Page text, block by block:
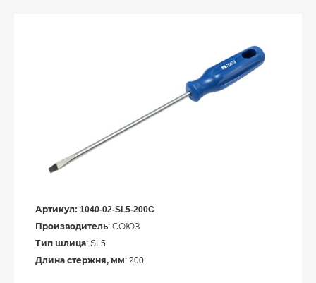
Артикул: 1040-02-SL5-200C
Производитель: СОЮЗ
Тип шлица: SL5
Длина стержня, мм: 200